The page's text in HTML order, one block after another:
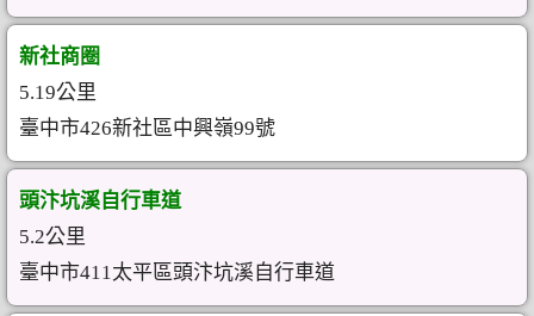
新社商圈
5.19公里
臺中市426新社區中興嶺99號
頭汴坑溪自行車道
5.2公里
臺中市411太平區頭汴坑溪自行車道